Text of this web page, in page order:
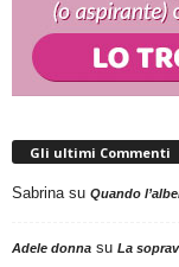
Gli ultimi Commenti
Sabrina su Quando
Adele donna su La